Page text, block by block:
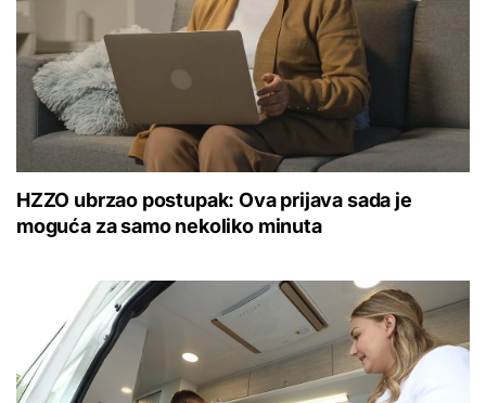
HZZO ubrzao postupak: Ova prijava sada je
moguća za samo nekoliko minuta